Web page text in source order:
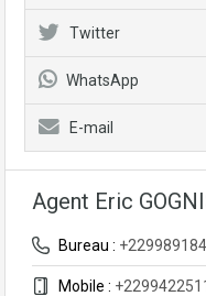
Twitter
WhatsApp
E-mail
Agent Eric
Bureau :
Mobile :